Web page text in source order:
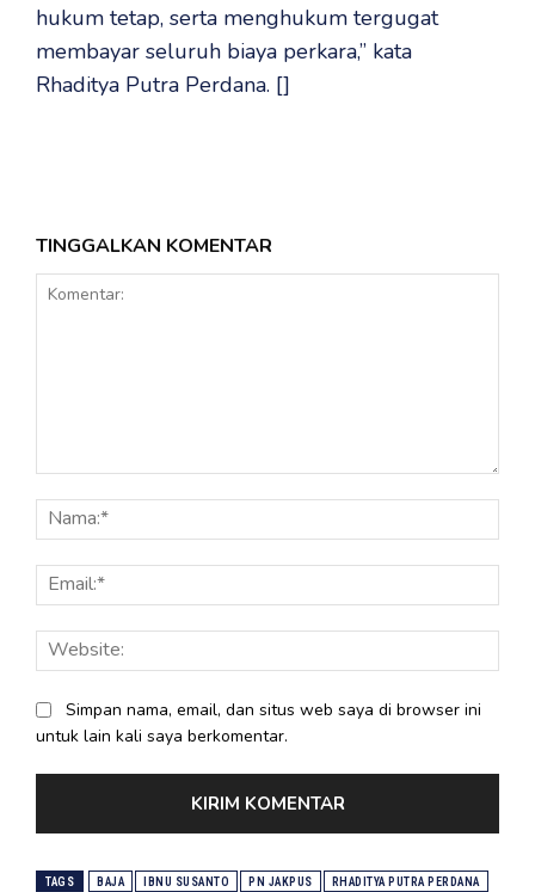
hukum tetap, serta menghukum tergugat
membayar seluruh biaya perkara,” kata
Rhaditya Putra Perdana. []
TINGGALKAN KOMENTAR
Simpan nama, email, dan situs web saya di browser ini
untuk lain kali saya berkomentar.
TAGS BAJA IBNU SUSANTO PN JAKPUS RHADITYA PUTRA PERDANA